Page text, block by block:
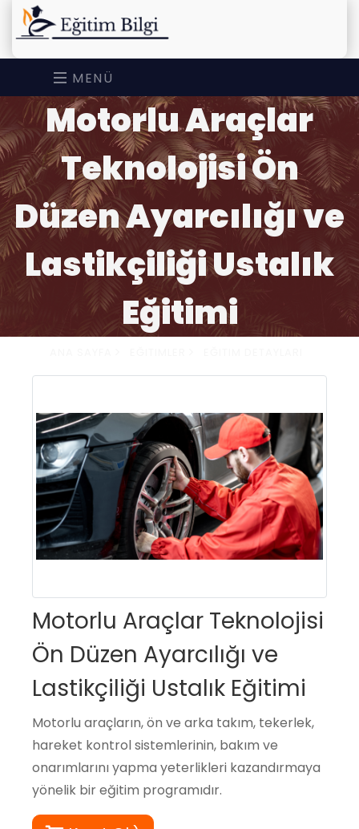
MENÜ
Motorlu Araçlar
Teknolojisi Ön
Düzen Ayarcılığı ve
Lastikçiliği Ustalık
Eğitimi
Motorlu Araçlar Teknolojisi
Ön Düzen Ayarcılığı ve
Lastikçiliği Ustalık Eğitimi
Motorlu araçların, ön ve arka takım, tekerlek,
hareket kontrol sistemlerinin, bakım ve
onarımlarını yapma yeterlikleri kazandırmaya
yönelik bir eğitim programıdır.